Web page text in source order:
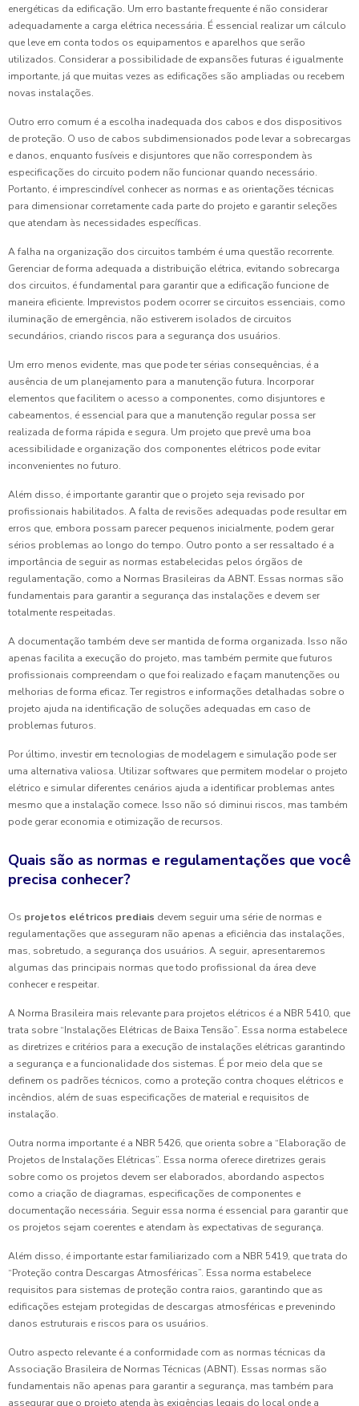
energéticas da edificação. Um erro bastante frequente é não considerar
adequadamente a carga elétrica necessária. É essencial realizar um cálculo
que leve em conta todos os equipamentos e aparelhos que serão
utilizados. Considerar a possibilidade de expansões futuras é igualmente
importante, já que muitas vezes as edificações são ampliadas ou recebem
novas instalações.
Outro erro comum é a escolha inadequada dos cabos e dos dispositivos
de proteção. O uso de cabos subdimensionados pode levar a sobrecargas
e danos, enquanto fusíveis e disjuntores que não correspondem às
especificações do circuito podem não funcionar quando necessário.
Portanto, é imprescindível conhecer as normas e as orientações técnicas
para dimensionar corretamente cada parte do projeto e garantir seleções
que atendam às necessidades específicas.
A falha na organização dos circuitos também é uma questão recorrente.
Gerenciar de forma adequada a distribuição elétrica, evitando sobrecarga
dos circuitos, é fundamental para garantir que a edificação funcione de
maneira eficiente. Imprevistos podem ocorrer se circuitos essenciais, como
iluminação de emergência, não estiverem isolados de circuitos
secundários, criando riscos para a segurança dos usuários.
Um erro menos evidente, mas que pode ter sérias consequências, é a
ausência de um planejamento para a manutenção futura. Incorporar
elementos que facilitem o acesso a componentes, como disjuntores e
cabeamentos, é essencial para que a manutenção regular possa ser
realizada de forma rápida e segura. Um projeto que prevê uma boa
acessibilidade e organização dos componentes elétricos pode evitar
inconvenientes no futuro.
Além disso, é importante garantir que o projeto seja revisado por
profissionais habilitados. A falta de revisões adequadas pode resultar em
erros que, embora possam parecer pequenos inicialmente, podem gerar
sérios problemas ao longo do tempo. Outro ponto a ser ressaltado é a
importância de seguir as normas estabelecidas pelos órgãos de
regulamentação, como a Normas Brasileiras da ABNT. Essas normas são
fundamentais para garantir a segurança das instalações e devem ser
totalmente respeitadas.
A documentação também deve ser mantida de forma organizada. Isso não
apenas facilita a execução do projeto, mas também permite que futuros
profissionais compreendam o que foi realizado e façam manutenções ou
melhorias de forma eficaz. Ter registros e informações detalhadas sobre o
projeto ajuda na identificação de soluções adequadas em caso de
problemas futuros.
Por último, investir em tecnologias de modelagem e simulação pode ser
uma alternativa valiosa. Utilizar softwares que permitem modelar o projeto
elétrico e simular diferentes cenários ajuda a identificar problemas antes
mesmo que a instalação comece. Isso não só diminui riscos, mas também
pode gerar economia e otimização de recursos.
Quais são as normas e regulamentações que você
precisa conhecer?
Os projetos elétricos prediais devem seguir uma série de normas e
regulamentações que asseguram não apenas a eficiência das instalações,
mas, sobretudo, a segurança dos usuários. A seguir, apresentaremos
algumas das principais normas que todo profissional da área deve
conhecer e respeitar.
A Norma Brasileira mais relevante para projetos elétricos é a NBR 5410, que
trata sobre “Instalações Elétricas de Baixa Tensão”. Essa norma estabelece
as diretrizes e critérios para a execução de instalações elétricas garantindo
a segurança e a funcionalidade dos sistemas. É por meio dela que se
definem os padrões técnicos, como a proteção contra choques elétricos e
incêndios, além de suas especificações de material e requisitos de
instalação.
Outra norma importante é a NBR 5426, que orienta sobre a “Elaboração de
Projetos de Instalações Elétricas”. Essa norma oferece diretrizes gerais
sobre como os projetos devem ser elaborados, abordando aspectos
como a criação de diagramas, especificações de componentes e
documentação necessária. Seguir essa norma é essencial para garantir que
os projetos sejam coerentes e atendam às expectativas de segurança.
Além disso, é importante estar familiarizado com a NBR 5419, que trata do
“Proteção contra Descargas Atmosféricas”. Essa norma estabelece
requisitos para sistemas de proteção contra raios, garantindo que as
edificações estejam protegidas de descargas atmosféricas e prevenindo
danos estruturais e riscos para os usuários.
Outro aspecto relevante é a conformidade com as normas técnicas da
Associação Brasileira de Normas Técnicas (ABNT). Essas normas são
fundamentais não apenas para garantir a segurança, mas também para
assegurar que o projeto atenda às exigências legais do local onde a